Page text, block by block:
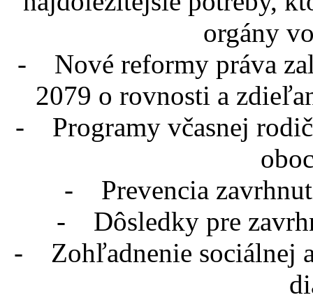
orgány
- Nové reformy práva
2079 o rovnosti a
- Programy včasnej
- Prevencia
- Dôsledky pre
- Zohľadnenie sociálnej